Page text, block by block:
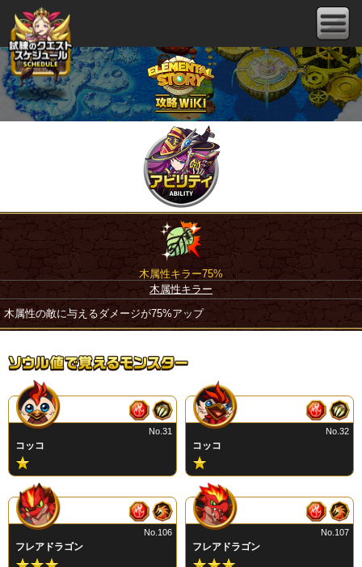
木属性キラー75%
木属性キラー
木属性の敵に与えるダメージが75%アップ
コッコ
No.31
コッコ
No.32
フレアドラゴン
No.106
フレアドラゴン
No.107